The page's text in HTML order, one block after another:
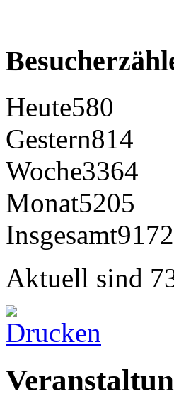
Heute580
Gestern814
Woche3364
Monat5205
Insgesamt
Aktuell sind